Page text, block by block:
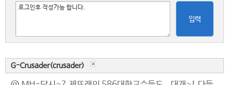
입력
G-Crusader(crusader)